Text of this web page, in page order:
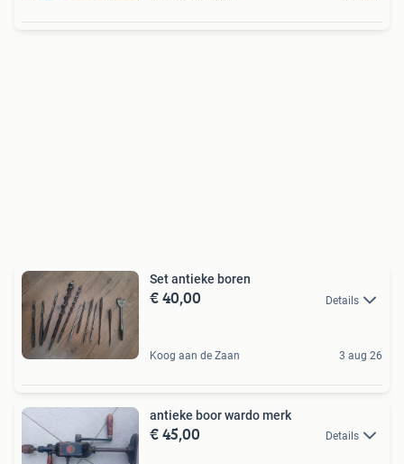
Set antieke boren
€ 40,00 Details
Koog aan de Zaan 3 aug 26
antieke boor wardo merk
€ 45,00 Details